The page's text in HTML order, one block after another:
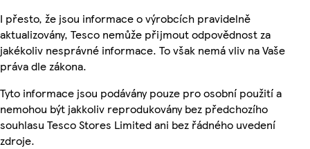
I přesto, že jsou informace o výrobcích pravidelně
aktualizovány, Tesco nemůže přijmout odpovědnost za
jakékoliv nesprávné informace. To však nemá vliv na Vaše
práva dle zákona.
Tyto informace jsou podávány pouze pro osobní použití a
nemohou být jakkoliv reprodukovány bez předchozího
souhlasu Tesco Stores Limited ani bez řádného uvedení
zdroje.